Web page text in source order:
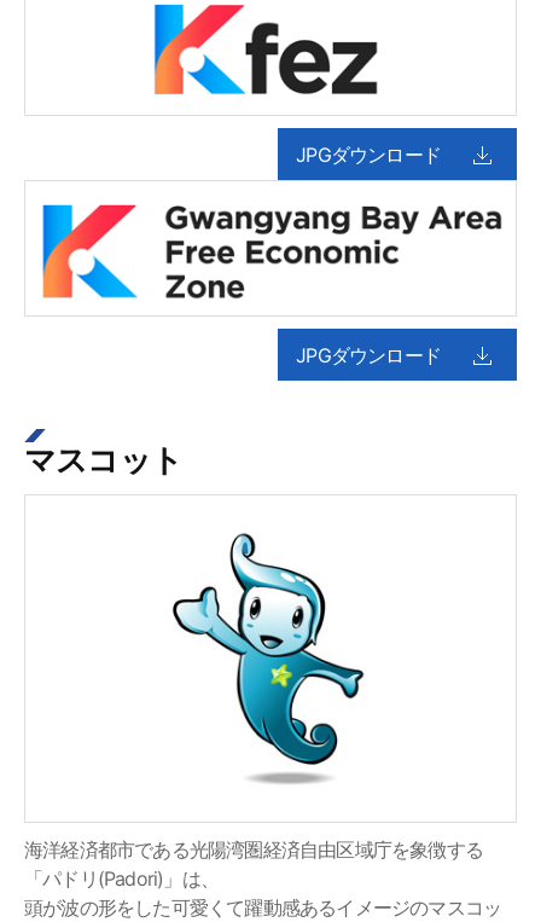
JPGダウンロード
JPGダウンロード
マスコット
海洋経済都市である光陽湾圏経済自由区域庁を象徴する
「パドリ(Padori)」は、
頭が波の形をした可愛くて躍動感あるイメージのマスコッ